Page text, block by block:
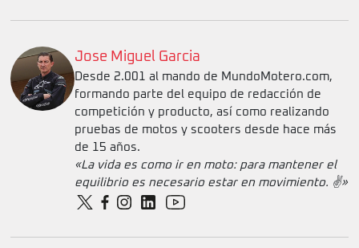
Jose Miguel Garcia
Desde 2.001 al mando de MundoMotero.com,
formando parte del equipo de redacción de
competición y producto, así como realizando
pruebas de motos y scooters desde hace más
de 15 años.
«La vida es como ir en moto: para mantener el
equilibrio es necesario estar en movimiento. ✌️»